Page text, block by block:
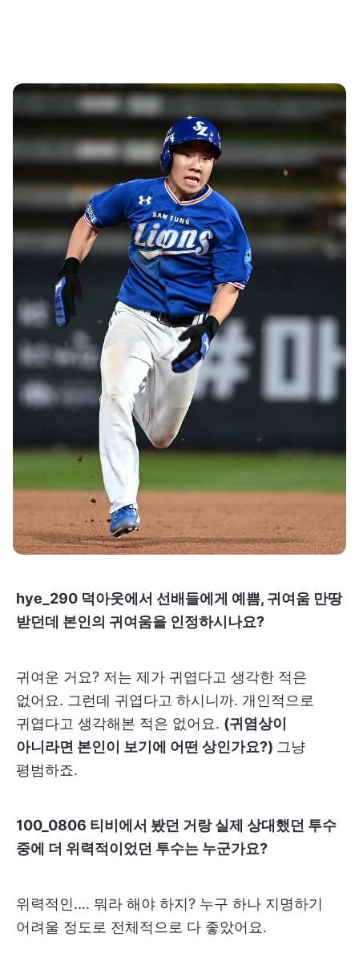
hye_290 덕아웃에서 선배들에게 예쁨, 귀여움 만땅
받던데 본인의 귀여움을 인정하시나요?
귀여운 거요? 저는 제가 귀엽다고 생각한 적은
없어요. 그런데 귀엽다고 하시니까. 개인적으로
귀엽다고 생각해본 적은 없어요. (귀염상이
아니라면 본인이 보기에 어떤 상인가요?) 그냥
평범하죠.
100_0806 티비에서 봤던 거랑 실제 상대했던 투수
중에 더 위력적이었던 투수는 누군가요?
위력적인…. 뭐라 해야 하지? 누구 하나 지명하기
어려울 정도로 전체적으로 다 좋았어요.